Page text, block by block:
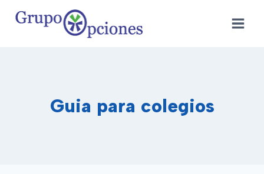
Guia para colegios